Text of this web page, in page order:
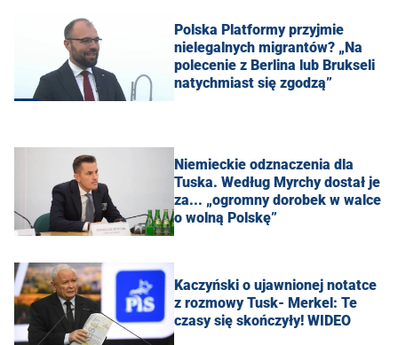
Polska Platformy przyjmie
nielegalnych migrantów? „Na
polecenie z Berlina lub Brukseli
natychmiast się zgodzą”
Niemieckie odznaczenia dla
Tuska. Według Myrchy dostał je
za... „ogromny dorobek w walce
o wolną Polskę”
Kaczyński o ujawnionej notatce
z rozmowy Tusk- Merkel: Te
czasy się skończyły! WIDEO